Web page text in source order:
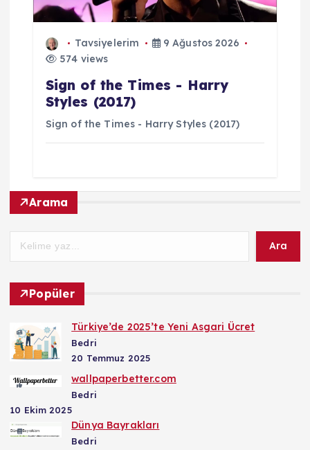
Tavsiyelerim
9 Ağustos 2026
574 views
Sign of the Times - Harry
Styles (2017)
Sign of the Times - Harry Styles (2017)
Arama
Ara
Popüler
Türkiye’de 2025’te Yeni Asgari Ücret
Bedri
20 Temmuz 2025
wallpaperbetter.com
Bedri
10 Ekim 2025
Dünya Bayrakları
Bedri